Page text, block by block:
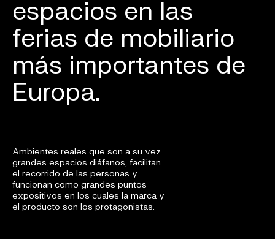
espacios en las
ferias de mobiliario
más importantes de
Europa.
Ambientes reales que son a su vez
grandes espacios diáfanos, facilitan
el recorrido de las personas y
funcionan como grandes puntos
expositivos en los cuales la marca y
el producto son los protagonistas.